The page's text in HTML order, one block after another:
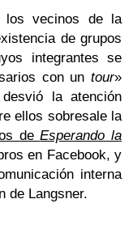
vecinos de la
de grupos
integrantes se
con un tour»
la atención
ellos sobresale la
deEsperando la
en Facebook, y
interna
de Langsner.